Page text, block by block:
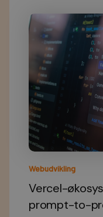
Webudvikling
Vercel-
prompt-to-